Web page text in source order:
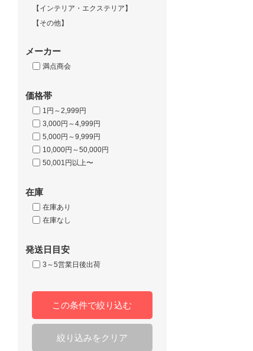
【インテリア・エクステリア】
【その他】
メーカー
満点商会
価格帯
1円～2,999円
3,000円～4,999円
5,000円～9,999円
10,000円～50,000円
50,001円以上〜
在庫
在庫あり
在庫なし
発送日目安
3～5営業日後出荷
この条件で絞り込む
絞り込みをクリア